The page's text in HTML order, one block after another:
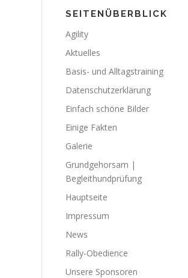
SEITENÜBERBLICK
Agility
Aktuelles
Basis- und Alltagstraining
Datenschutzerklärung
Einfach schöne Bilder
Einige Fakten
Galerie
Grundgehorsam |
Begleithundprüfung
Hauptseite
Impressum
News
Rally-Obedience
Unsere Sponsoren